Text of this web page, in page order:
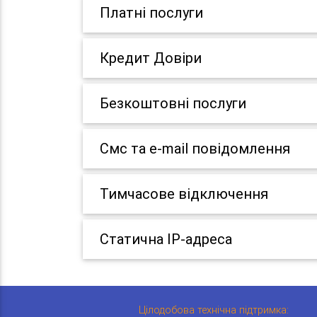
Платні послуги
Кредит Довіри
Безкоштовні послуги
Смс та e-mail повідомлення
Тимчасове відключення
Статична IP-адреса
Цілодобова технічна підтримка: